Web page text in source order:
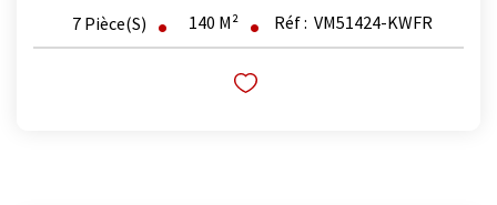
7 Pièce(s) 140 M² Réf : VM51424-KWFR